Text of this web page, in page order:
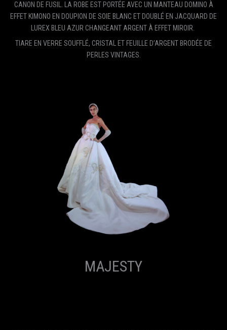
CANON DE FUSIL. LA ROBE EST PORTÉE AVEC UN MANTEAU DOMINO À
EFFET KIMONO EN DOUPION DE SOIE BLANC ET DOUBLÉ EN JACQUARD DE
LUREX BLEU AZUR CHANGEANT ARGENT À EFFET MIROIR.
TIARE EN VERRE SOUFFLÉ, CRISTAL ET FEUILLE D’ARGENT BRODÉE DE
PERLES VINTAGES.
MAJESTY